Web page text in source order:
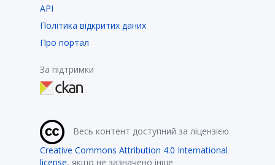
API
Політика відкритих даних
Про портал
За підтримки
Весь контент доступний за ліцензією
Creative Commons Attribution 4.0 International
license, якщо не зазначено інше